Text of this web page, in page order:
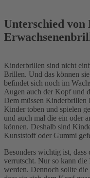
Unterschied
Kinderbrillen sind nicht
Brillen. Und das können
befindet sich noch im
Augen auch der Kopf und
Dem müssen Kinderbrillen
Kinder toben und spielen
und auch mal die ein oder
können. Deshalb sind
Kunststoff oder Gummi
Besonders wichtig ist,
verrutscht. Nur so kann
werden. Dennoch sollte